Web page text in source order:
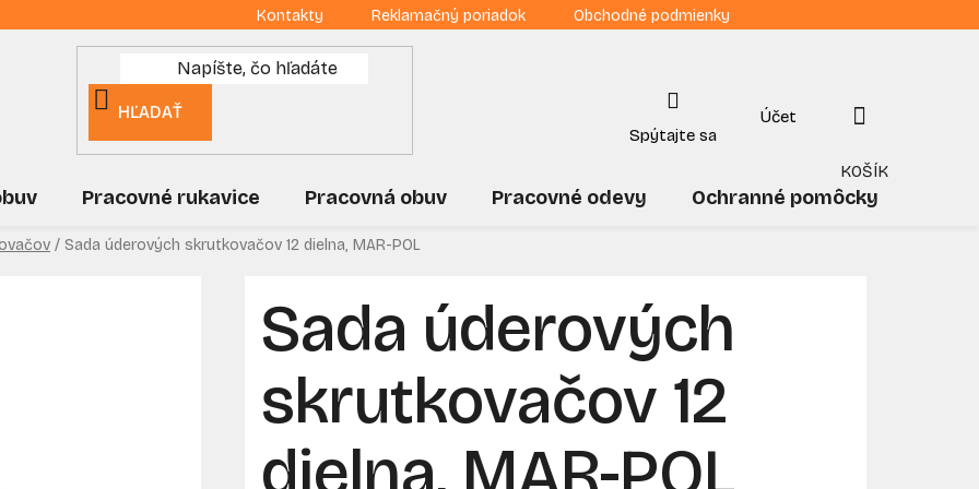
Kontakty Reklamačný poriadok Obchodné podmienky
HĽADAŤ
NÁKUPNÝ
KOŠÍK
Pracovné rukavice Pracovná obuv Pracovné odevy Ochranné pomôcky
/ Sada úderových skrutkovačov 12 dielna, MAR-POL
Sada úderových
skrutkovačov 12
dielna, MAR-POL